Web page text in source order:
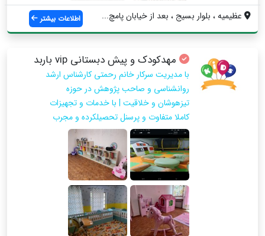
عظیمیه ، بلوار بسیج ، بعد از خیابان پامچ... اطلاعات بیشتر
مهدکودک و پیش دبستانی vip باربد
با مدیریت سرکار خانم رحمتی کارشناس ارشد
روانشناسی و صاحب پژوهش در حوزه
تیزهوشان و خلاقیت | با خدمات و تجهیزات
کاملا متفاوت و پرسنل تحصیلکرده و مجرب